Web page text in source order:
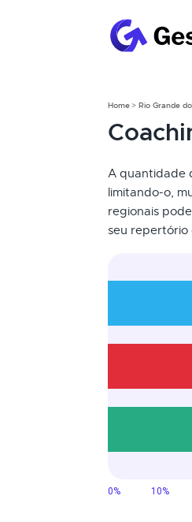
Home Rio Grande
A quantidade
limitando-o,
regionais
seu repertório